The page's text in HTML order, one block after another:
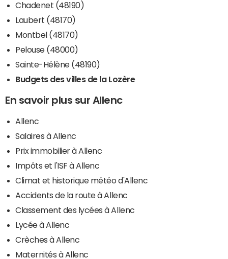
Chadenet (48190)
Laubert (48170)
Montbel (48170)
Pelouse (48000)
Sainte-Hélène (48190)
Budgets des villes de la Lozère
En savoir plus sur Allenc
Allenc
Salaires à Allenc
Prix immobilier à Allenc
Impôts et l'ISF à Allenc
Climat et historique météo d'Allenc
Accidents de la route à Allenc
Classement des lycées à Allenc
Lycée à Allenc
Crèches à Allenc
Maternités à Allenc